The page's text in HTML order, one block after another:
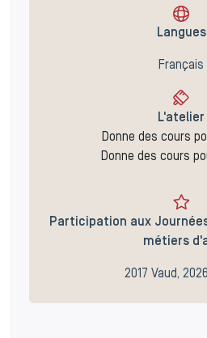
Langues
Français
L'atelier
Donne des cours
Donne des cours
Participation aux
métiers
2017 Vaud,